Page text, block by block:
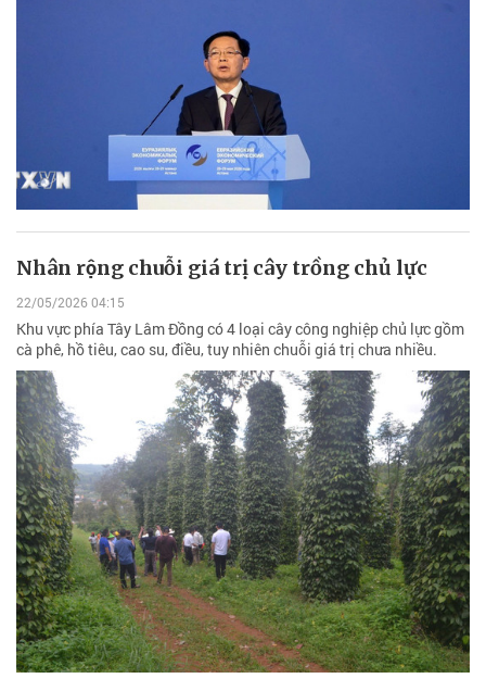
Nhân rộng chuỗi giá trị cây trồng chủ lực
22/05/2026 04:15
Khu vực phía Tây Lâm Đồng có 4 loại cây công nghiệp chủ lực gồm
cà phê, hồ tiêu, cao su, điều, tuy nhiên chuỗi giá trị chưa nhiều.